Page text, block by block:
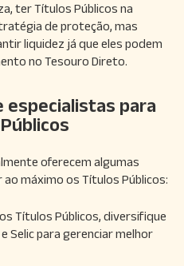
ter Títulos Públicos na
de proteção, mas
liquidez já que eles podem
no Tesouro Direto.
especialistas para
oferecem algumas
máximo os Títulos Públicos:
Títulos Públicos, diversifique
Selic para gerenciar melhor